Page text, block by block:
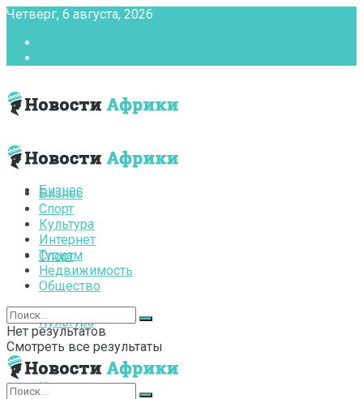
Четверг, 6 августа, 2026
Бизнес
Спорт
Культура
Интернет
Бизнес
Спорт
Культура
Интернет
Туризм
Недвижимость
Общество
Нет результатов
Смотреть все результаты